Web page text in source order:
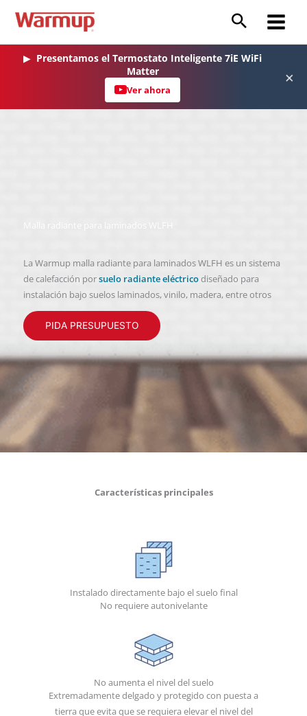
Main
▶ Presentamos el Termostato Inteligente 7iE WiFi
Matter
Ver ahora
×
La Warmup malla radiante para laminados WLFH es un sistema
de calefacción porsuelo radiante eléctricodiseñado para
instalación bajo suelos laminados, vinilo, madera, entre otros
PIDA PRESUPUESTO
Características principales
Instalado directamente bajo el suelo final
No requiere autonivelante
No aumenta el nivel del suelo
Extremadamente delgado y protegido con puesta a
tierra que evita que se requiera elevar el nivel del